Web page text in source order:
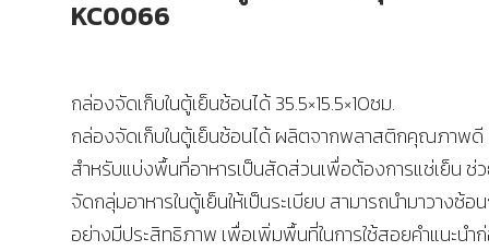
KC0066
กล่องจัดเก็บในตู้เย็นซ้อนได้ 35.5×15.5×10ซม.
กล่องจัดเก็บในตู้เย็นซ้อนได้ ผลิตจากพลาสติกคุณภาพดี
สำหรับแบ่งพื้นที่อาหารเป็นสัดส่วนเพื่อต้องการแช่เย็น ช่ว
จัดกลุ่มอาหารในตู้เย็นให้เป็นระเบียบ สามารถนำมาวางซ้อ
อย่างมีประสิทธิภาพ เพื่อเพิ่มพื้นที่ในการใช้สอยคำแนะนำ